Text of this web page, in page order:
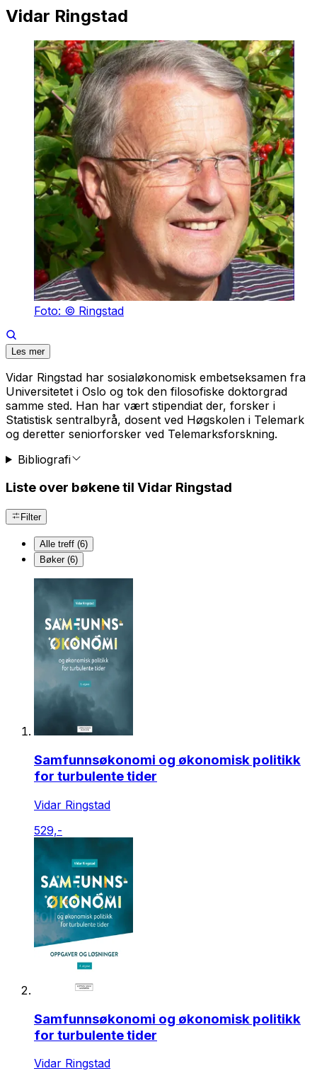
Vidar Ringstad
Foto: © Ringstad
Les mer
Vidar Ringstad har sosialøkonomisk embetseksamen fra
Universitetet i Oslo og tok den filosofiske doktorgrad
samme sted. Han har vært stipendiat der, forsker i
Statistisk sentralbyrå, dosent ved Høgskolen i Telemark
og deretter seniorforsker ved Telemarksforskning.
Bibliografi
Liste over bøkene til Vidar Ringstad
Filter
Alle treff (6)
Bøker (6)
Samfunnsøkonomi og økonomisk politikk
for turbulente tider
Vidar Ringstad
529,-
Samfunnsøkonomi og økonomisk politikk
for turbulente tider
Vidar Ringstad